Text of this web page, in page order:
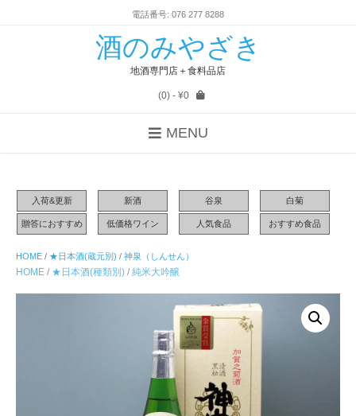
電話番号: 076 277 8288
酒のみやざき
地酒専門店＋食料品店
(0)- ¥0
MENU
入荷&更新 新酒 谷泉 白菊
贈答におすすめ 低価格ワイン 人気食品 おすすめ食品
HOME / ★日本酒(蔵元別) / 神泉（しんせん）
HOME / ★日本酒(種類別) / 純米大吟醸